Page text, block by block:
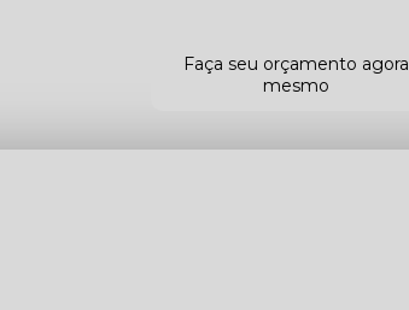
Faça seu orçamento agora
mesmo